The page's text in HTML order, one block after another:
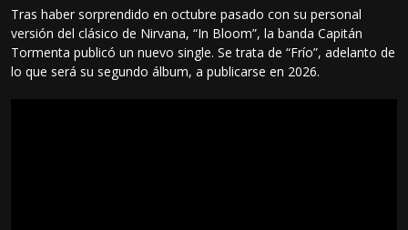
Tras haber sorprendido en octubre pasado con su personal
versión del clásico de Nirvana, “In Bloom”, la banda Capitán
Tormenta publicó un nuevo single. Se trata de “Frío”, adelanto de
lo que será su segundo álbum, a publicarse en 2026.